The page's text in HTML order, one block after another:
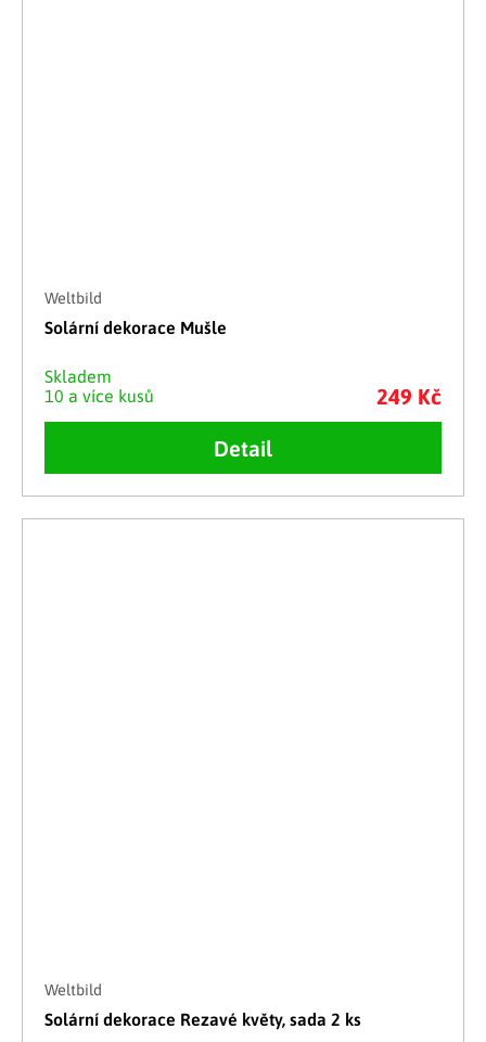
Weltbild
Solární dekorace Mušle
Skladem
10 a více kusů
249 Kč
Detail
Weltbild
Solární dekorace Rezavé květy, sada 2 ks